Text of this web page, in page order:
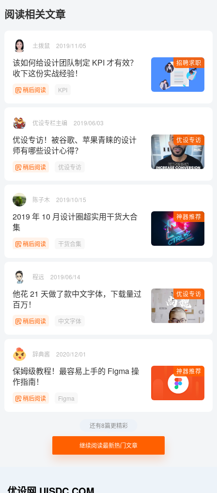
阅读相关文章
土拨鼠 2019/11/05
招聘求职
该如何给设计团队制定 KPI 才有效？
收下这份实战经验！
稍后阅读 KPI
优设专栏主编 2019/06/03
优设专访
优设专访！被谷歌、苹果青睐的设计
师有哪些设计心得？
稍后阅读 优设专访
陈子木 2019/10/15
神器推荐
2019 年 10 月设计圈超实用干货大合
集
稍后阅读 干货合集
程远 2019/06/14
优设专访
他花 21 天做了款中文字体，下载量过
百万！
稍后阅读 中文字体
辞典酱 2020/12/01
神器推荐
保姆级教程！最容易上手的 Figma 操
作指南！
稍后阅读 Figma
继续阅读最新热门文章
还有8篇更精彩